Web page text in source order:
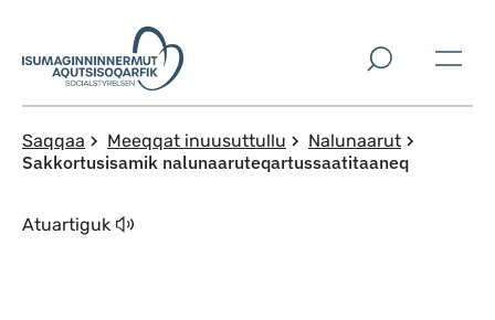
Imarisaanut ingerlaqqigit
Saqqaa Meeqqat inuusuttullu Nalunaarut
Sakkortusisamik nalunaaruteqartussaatitaaneq
Atuartiguk